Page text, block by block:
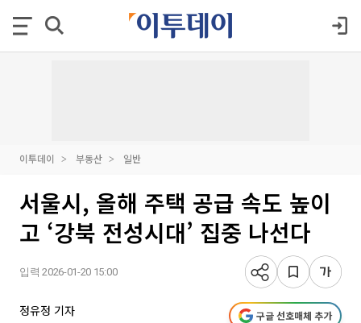
이투데이 부동산 일반
서울시, 올해 주택 공급 속도 높이
고 ‘강북 전성시대’ 집중 나선다
입력 2026-01-20 15:00
정유정 기자 구글 선호매체 추가